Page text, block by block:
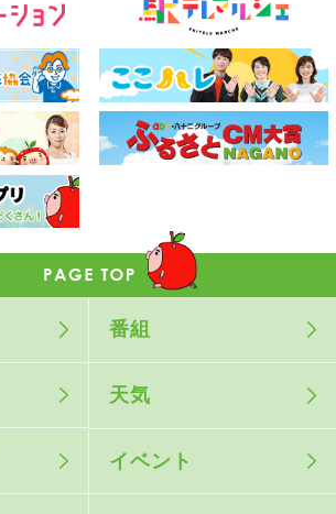
番組
天気
イベント